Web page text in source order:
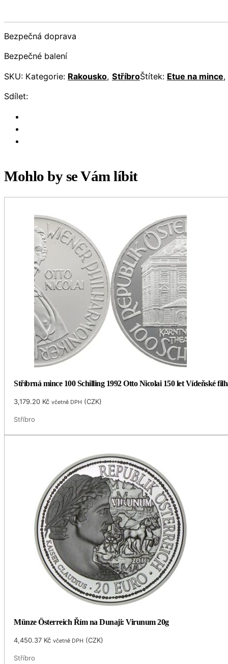
Bezpečná doprava
Bezpečné balení
SKU: Kategorie: Rakousko, StříbroŠtítek: Etue na mince,
Sdílet:
Mohlo by se Vám líbit
Stříbrná mince 100 Schilling 1992 Otto Nicolai 150 let Vídeňské
3,179.20 Kč včetně DPH (CZK)
Stříbro
Münze Österreich Řím na Dunaji: Virunum 20g
4,450.37 Kč včetně DPH (CZK)
Stříbro